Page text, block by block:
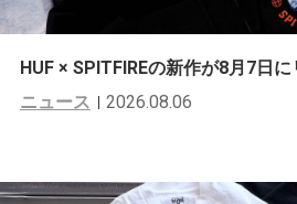
HUF × SPITFIREの新作が8月7日
ニュース
2026.08.06